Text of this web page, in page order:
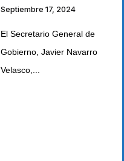
Septiembre 17, 2024
El Secretario General de
Gobierno, Javier Navarro
Velasco,...